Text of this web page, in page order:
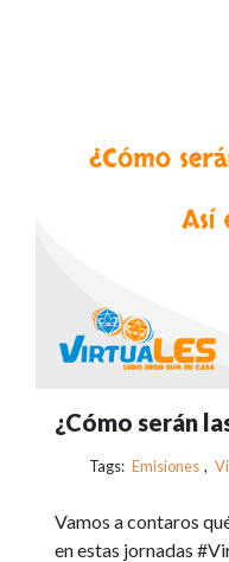
¿Cómo serán
Tags: Emisiones ,
Vamos a contaros
en estas jornadas